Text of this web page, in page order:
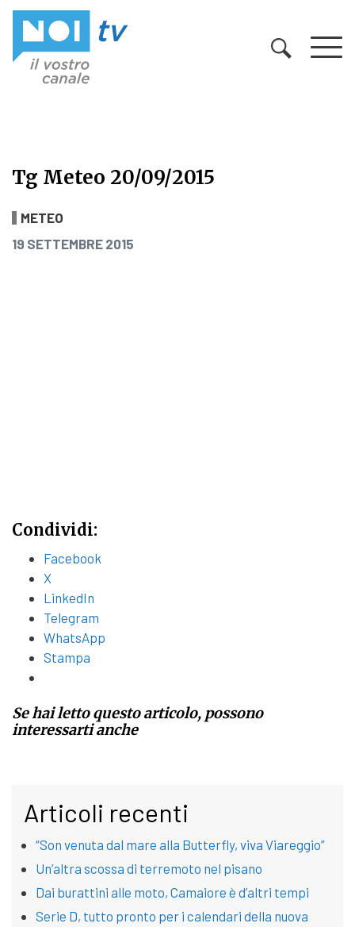
Tg Meteo 20/09/2015
Tg Meteo 20/09/2015
METEO
PUBBLICATO IL
19 SETTEMBRE 2015
Condividi:
Facebook
X
LinkedIn
Telegram
WhatsApp
Stampa
Se hai letto questo articolo, possono
interessarti anche
Articoli recenti
“Son venuta dal mare alla Butterfly, viva Viareggio”
Un’altra scossa di terremoto nel pisano
Dai burattini alle moto, Camaiore è d’altri tempi
Serie D, tutto pronto per i calendari della nuova